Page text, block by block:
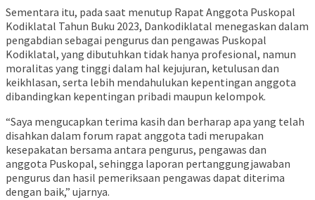
Sementara itu, pada saat menutup Rapat Anggota Puskopal
Kodiklatal Tahun Buku 2023, Dankodiklatal menegaskan dalam
pengabdian sebagai pengurus dan pengawas Puskopal
Kodiklatal, yang dibutuhkan tidak hanya profesional, namun
moralitas yang tinggi dalam hal kejujuran, ketulusan dan
keikhlasan, serta lebih mendahulukan kepentingan anggota
dibandingkan kepentingan pribadi maupun kelompok.
“Saya mengucapkan terima kasih dan berharap apa yang telah
disahkan dalam forum rapat anggota tadi merupakan
kesepakatan bersama antara pengurus, pengawas dan
anggota Puskopal, sehingga laporan pertanggungjawaban
pengurus dan hasil pemeriksaan pengawas dapat diterima
dengan baik,” ujarnya.